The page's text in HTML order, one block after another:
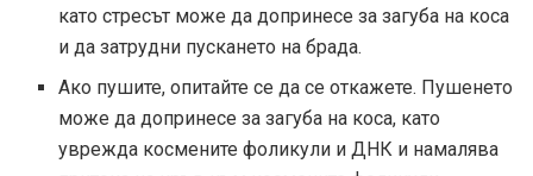
като стресът може да допринесе за загуба на коса
и да затрудни пускането на брада.
Ако пушите, опитайте се да се откажете. Пушенето
може да допринесе за загуба на коса, като
уврежда космените фоликули и ДНК и намалява